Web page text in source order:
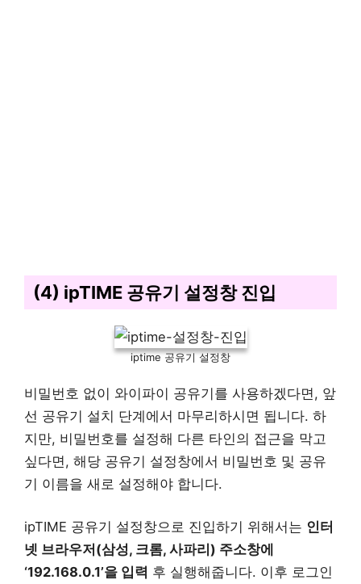
(4) ipTIME 공유기 설정창 진입
iptime 공유기 설정창
비밀번호 없이 와이파이 공유기를 사용하겠다면, 앞
선 공유기 설치 단계에서 마무리하시면 됩니다. 하
지만, 비밀번호를 설정해 다른 타인의 접근을 막고
싶다면, 해당 공유기 설정창에서 비밀번호 및 공유
기 이름을 새로 설정해야 합니다.
ipTIME 공유기 설정창으로 진입하기 위해서는 인터
넷 브라우저(삼성, 크롬, 사파리) 주소창에
‘192.168.0.1’을 입력 후 실행해줍니다. 이후 로그인